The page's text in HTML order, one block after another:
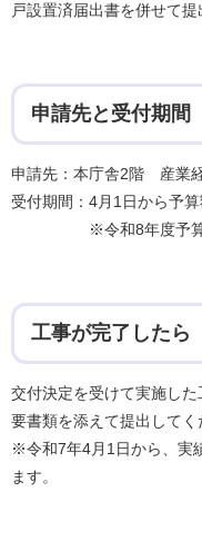
戸設置済届出書を併せて提
申請先と受付期間
申請先：本庁舎2階 産業
受付期間：4月1日から予
※令和8年度予算
工事が完了したら
交付決定を受けて実施し
要書類を添えて提出してく
※令和7年4月1日から、実
ます。